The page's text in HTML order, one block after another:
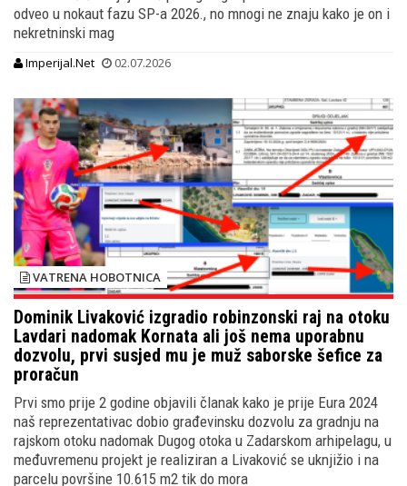
odveo u nokaut fazu SP-a 2026., no mnogi ne znaju kako je on i
nekretninski mag
Imperijal.Net 02.07.2026
VATRENA HOBOTNICA
Dominik Livaković izgradio robinzonski raj na otoku
Lavdari nadomak Kornata ali još nema uporabnu
dozvolu, prvi susjed mu je muž saborske šefice za
proračun
Prvi smo prije 2 godine objavili članak kako je prije Eura 2024
naš reprezentativac dobio građevinsku dozvolu za gradnju na
rajskom otoku nadomak Dugog otoka u Zadarskom arhipelagu, u
međuvremenu projekt je realiziran a Livaković se uknjižio i na
parcelu površine 10.615 m2 tik do mora